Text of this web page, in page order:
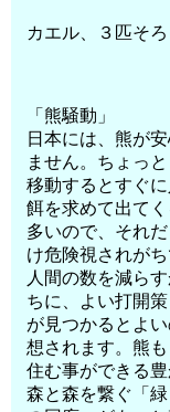
カエル、３匹そ
「熊騒動」
日本には、熊が
ません。ちょっと
移動するとすぐ
餌を求めて出て
多いので、それだ
け危険視されがち
人間の数を減ら
ちに、よい打開策
が見つかるとよ
想されます。熊も
住む事ができる
森と森を繋ぐ「緑